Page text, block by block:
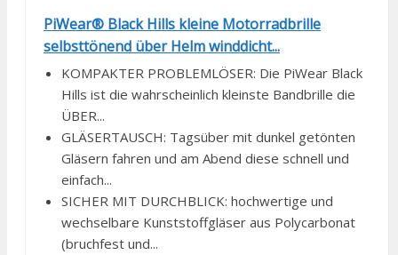
PiWear® Black Hills kleine Motorradbrille
selbsttönend über Helm winddicht...
KOMPAKTER PROBLEMLÖSER: Die PiWear Black
Hills ist die wahrscheinlich kleinste Bandbrille die
ÜBER...
GLÄSERTAUSCH: Tagsüber mit dunkel getönten
Gläsern fahren und am Abend diese schnell und
einfach...
SICHER MIT DURCHBLICK: hochwertige und
wechselbare Kunststoffgläser aus Polycarbonat
(bruchfest und...